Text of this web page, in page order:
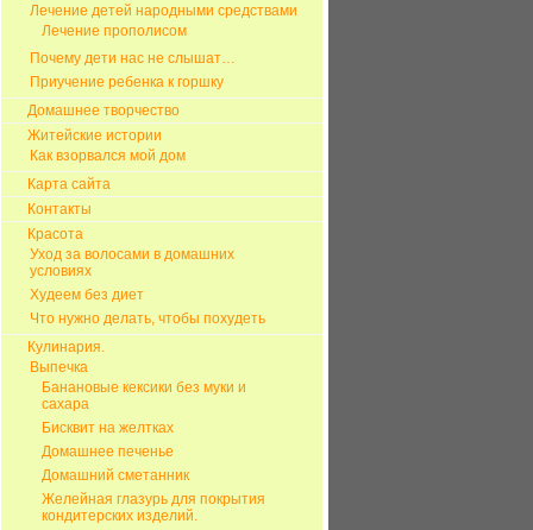
Лечение детей народными средствами
Лечение прополисом
Почему дети нас не слышат…
Приучение ребенка к горшку
Домашнее творчество
Житейские истории
Как взорвался мой дом
Карта сайта
Контакты
Красота
Уход за волосами в домашних
условиях
Худеем без диет
Что нужно делать, чтобы похудеть
Кулинария.
Выпечка
Банановые кексики без муки и
сахара
Бисквит на желтках
Домашнее печенье
Домашний сметанник
Желейная глазурь для покрытия
кондитерских изделий.